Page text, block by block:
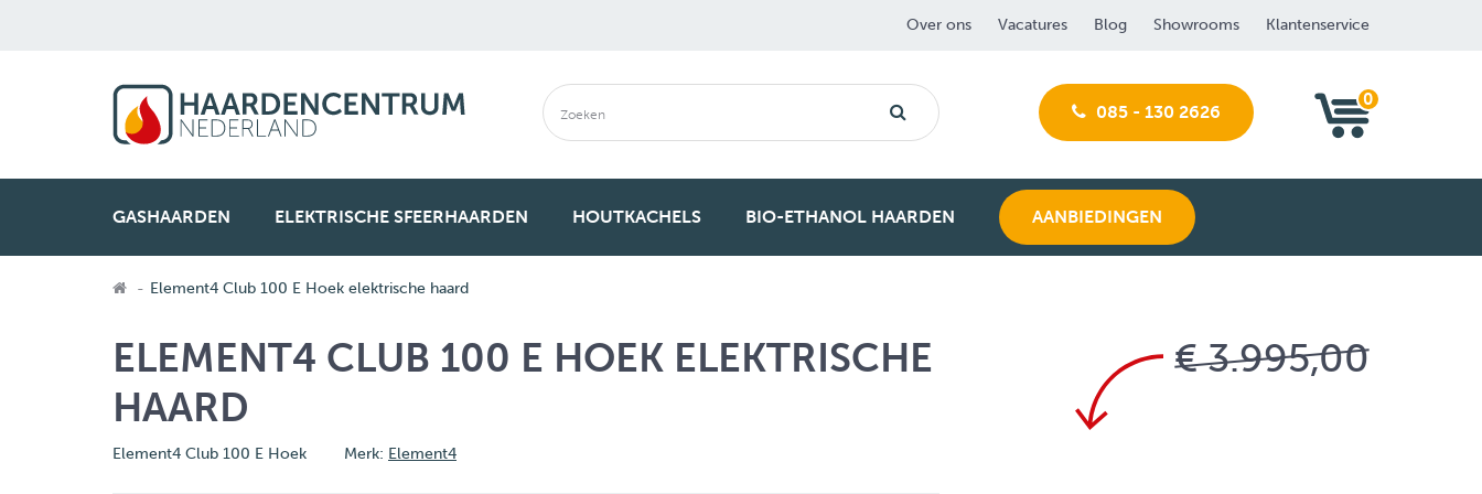
Over ons Vacatures Blog Showrooms Klantenservice
085 - 130 2626
0
GASHAARDEN ELEKTRISCHE SFEERHAARDEN HOUTKACHELS BIO-ETHANOL HAARDEN AANBIEDINGEN
Element4 Club 100 E Hoek elektrische haard
ELEMENT4 CLUB 100 E HOEK ELEKTRISCHE
HAARD
€ 3.995,00
Element4 Club 100 E Hoek Merk: Element4